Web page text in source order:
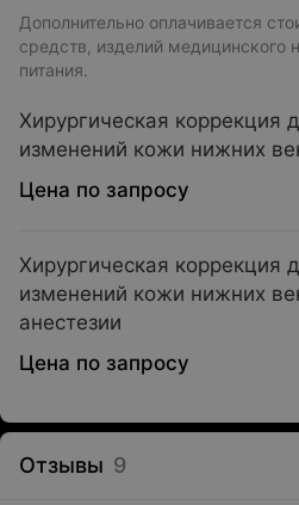
Дополнительно оплачивается
средств, изделий медицинского
питания.
Хирургическая коррекция
изменений кожи нижних
Цена по запросу
Хирургическая коррекция
изменений кожи нижних
анестезии
Цена по запросу
Отзывы 9